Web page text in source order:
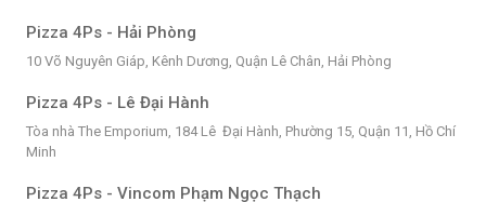
Pizza 4Ps - Hải Phòng
10 Võ Nguyên Giáp, Kênh Dương, Quận Lê Chân, Hải Phòng
Pizza 4Ps - Lê Đại Hành
Tòa nhà The Emporium, 184 Lê Đại Hành, Phường 15, Quận 11, Hồ Chí
Minh
Pizza 4Ps - Vincom Phạm Ngọc Thạch